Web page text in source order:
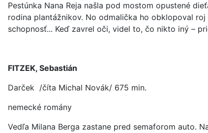
Pestúnka Nana Reja našla pod mostom opustené
rodina plantážnikov. No odmalička ho obklopoval
schopnosť... Keď zavrel oči, videl to, čo nikto iný –
FITZEK, Sebastián
Darček /číta Michal Novák/ 675 min.
nemecké romány
Vedľa Milana Berga zastane pred semaforom auto.